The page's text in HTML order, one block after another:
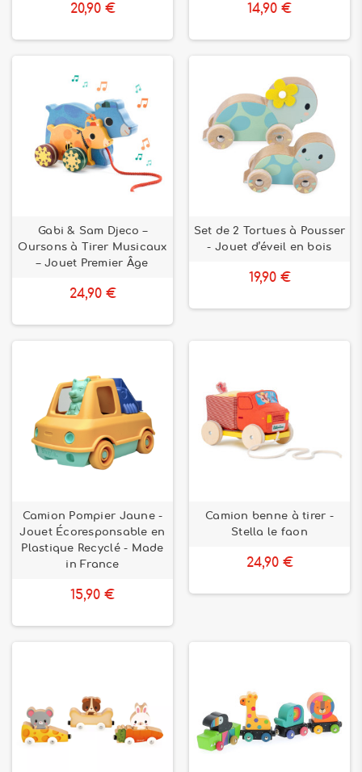
20,90 € 14,90 €
Gabi & Sam Djeco –
Oursons à Tirer Musicaux
– Jouet Premier Âge
24,90 €
Set de 2 Tortues à Pousser
- Jouet d’éveil en bois
19,90 €
Camion Pompier Jaune -
Jouet Écoresponsable en
Plastique Recyclé - Made
in France
15,90 €
Camion benne à tirer -
Stella le faon
24,90 €